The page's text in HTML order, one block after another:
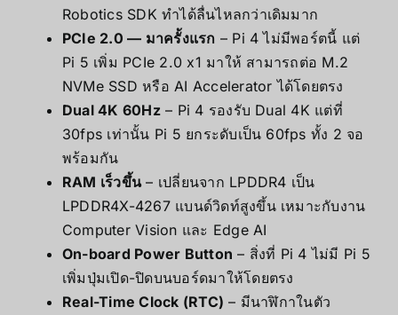
Robotics SDK ทำได้ลื่นไหลกว่าเดิมมาก
PCIe 2.0 — มาครั้งแรก – Pi 4 ไม่มีพอร์ตนี้ แต่
Pi 5 เพิ่ม PCIe 2.0 x1 มาให้ สามารถต่อ M.2
NVMe SSD หรือ AI Accelerator ได้โดยตรง
Dual 4K 60Hz– Pi 4 รองรับ Dual 4K แต่ที่
30fps เท่านั้น Pi 5 ยกระดับเป็น 60fps ทั้ง 2 จอ
พร้อมกัน
RAM เร็วขึ้น– เปลี่ยนจาก LPDDR4 เป็น
LPDDR4X-4267 แบนด์วิดท์สูงขึ้น เหมาะกับงาน
Computer Vision และ Edge AI
On-board Power Button – สิ่งที่ Pi 4 ไม่มี Pi 5
เพิ่มปุ่มเปิด-ปิดบนบอร์ดมาให้โดยตรง
Real-Time Clock (RTC) – มีนาฬิกาในตัว